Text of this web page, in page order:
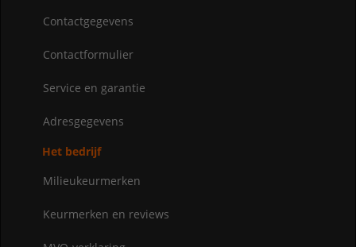
Contactgegevens
Contactformulier
Service en garantie
Adresgegevens
Het bedrijf
Milieukeurmerken
Keurmerken en reviews